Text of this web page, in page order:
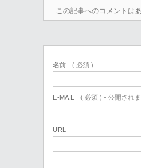
この記事へのコメントは
名前 ( 必須 )
E-MAIL ( 必須 ) - 公開され
URL